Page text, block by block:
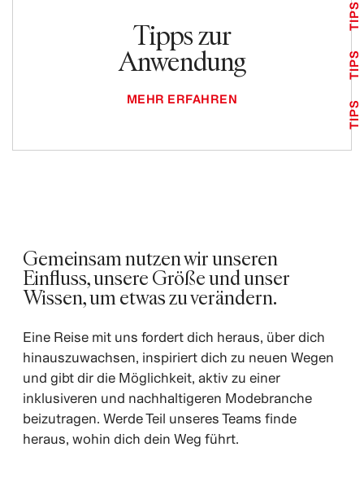
Tipps zur
Anwendung
MEHR ERFAHREN
TIPS
TIPS
TIPS
Gemeinsam nutzen wir unseren
Einfluss, unsere Größe und unser
Wissen, um etwas zu verändern.
Eine Reise mit uns fordert dich heraus, über dich
hinauszuwachsen, inspiriert dich zu neuen Wegen
und gibt dir die Möglichkeit, aktiv zu einer
inklusiveren und nachhaltigeren Modebranche
beizutragen. Werde Teil unseres Teams finde
heraus, wohin dich dein Weg führt.